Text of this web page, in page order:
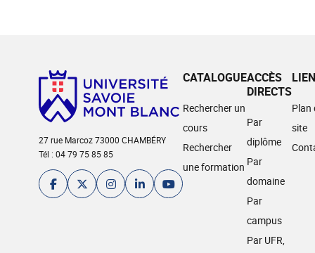
27 rue Marcoz 73000 CHAMBÉRY
Tél : 04 79 75 85 85
CATALOGUE
Rechercher un
cours
Rechercher
une formation
ACCÈS
DIRECTS
Par
diplôme
Par
domaine
Par
campus
Par UFR,
Plan
site